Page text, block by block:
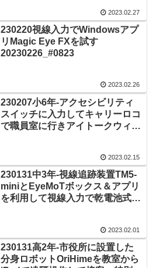
2023.02.27
230220視線入力でWindowsアプ
リMagic Eye FXを試す
20230226_#0823
2023.02.26
230207小6年-アクセシビリティ
スイッチに入力してキャリーロコ
で職員室に行きアイトークウィズ
2023.02.15
230131中3年-視線追跡装置TM5-
miniとEyeMoTボックス＆アプリ
を利用して視線入力で乾電池式オ
2023.02.01
230131高2年-市役所に設置した
分身ロボットOriHimeを教室から